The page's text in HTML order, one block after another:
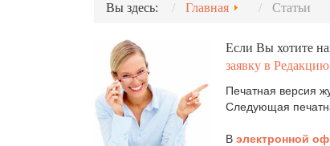
Вы здесь: Главная Статьи
Если Вы хотите
заявку в
Печатная версия
Следующая
В электронной